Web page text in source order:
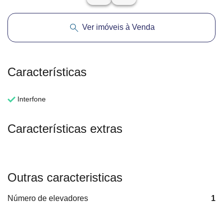
Ver imóveis à Venda
Características
Interfone
Características extras
Outras caracteristicas
Número de elevadores 1